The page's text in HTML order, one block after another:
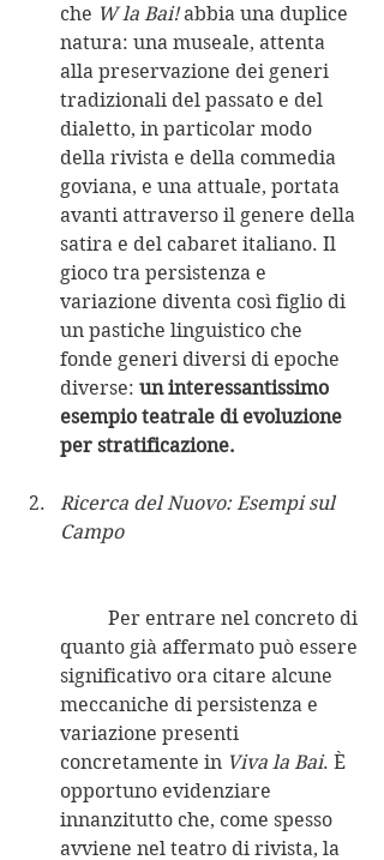
che W la Bai! abbia una duplice
natura: una museale, attenta
alla preservazione dei generi
tradizionali del passato e del
dialetto, in particolar modo
della rivista e della commedia
goviana, e una attuale, portata
avanti attraverso il genere della
satira e del cabaret italiano. Il
gioco tra persistenza e
variazione diventa così figlio di
un pastiche linguistico che
fonde generi diversi di epoche
diverse: un interessantissimo
esempio teatrale di evoluzione
per stratificazione.
Ricerca del Nuovo: Esempi sul
Campo
quanto già affermato può essere
significativo ora citare alcune
meccaniche di persistenza e
variazione presenti
concretamente in Viva la Bai. È
opportuno evidenziare
innanzitutto che, come spesso
avviene nel teatro di rivista, la